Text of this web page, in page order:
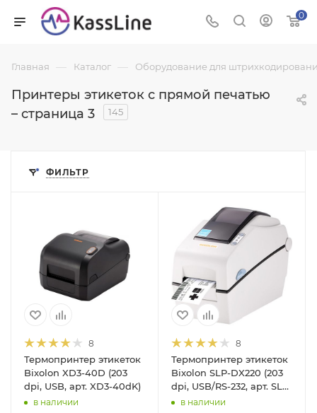
0
Главная — Каталог — Оборудование для
Принтеры этикеток с прямой печатью
– страница 3
145
ФИЛЬТР
8
Термопринтер этикеток
Bixolon XD3-40D (203
dpi, USB, арт. XD3-40dK)
в наличии
8
Термопринтер этикеток
Bixolon SLP-DX220 (203
dpi, USB/RS-232, арт. SLP-
DX220)
в наличии